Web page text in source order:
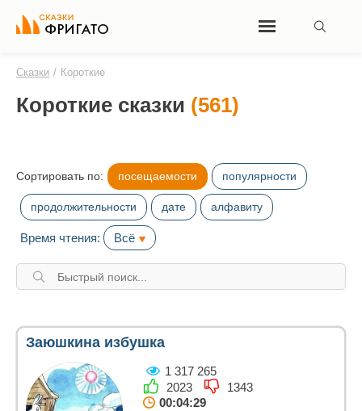
Сказки / Короткие
Короткие сказки (561)
Сортировать по: посещаемости популярности
продолжительности дате алфавиту
Время чтения: Всё
Заюшкина избушка
1 317 265
2023
1343
00:04:29